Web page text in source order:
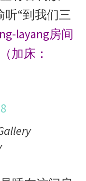
听“到我们三
layang房间
加床：